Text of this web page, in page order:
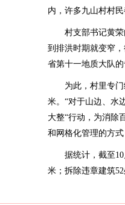
内，许多九山村村
村支部书记黄荣向
到排洪时期就变窄
省第十一地质大队
为此，村里专门组
米。“对于山边、水
大整“行动，为消除
和网格化管理的方
据统计，截至10月
米；拆除违章建筑